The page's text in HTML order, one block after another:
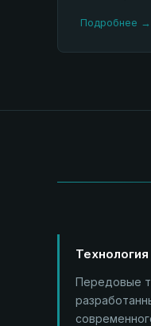
Подробнее →
Технология
Передовые